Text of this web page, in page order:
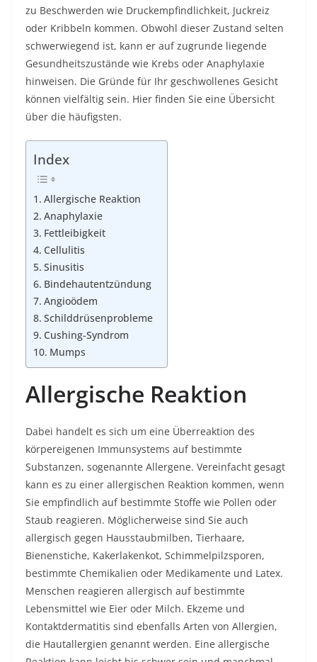
zu Beschwerden wie Druckempfindlichkeit, Juckreiz
oder Kribbeln kommen. Obwohl dieser Zustand selten
schwerwiegend ist, kann er auf zugrunde liegende
Gesundheitszustände wie Krebs oder Anaphylaxie
hinweisen. Die Gründe für Ihr geschwollenes Gesicht
können vielfältig sein. Hier finden Sie eine Übersicht
über die häufigsten.
Index
Allergische Reaktion
Anaphylaxie
Fettleibigkeit
Cellulitis
Sinusitis
Bindehautentzündung
Angioödem
Schilddrüsenprobleme
Cushing-Syndrom
Mumps
Allergische Reaktion
Dabei handelt es sich um eine Überreaktion des
körpereigenen Immunsystems auf bestimmte
Substanzen, sogenannte Allergene. Vereinfacht gesagt
kann es zu einer allergischen Reaktion kommen, wenn
Sie empfindlich auf bestimmte Stoffe wie Pollen oder
Staub reagieren. Möglicherweise sind Sie auch
allergisch gegen Hausstaubmilben, Tierhaare,
Bienenstiche, Kakerlakenkot, Schimmelpilzsporen,
bestimmte Chemikalien oder Medikamente und Latex.
Menschen reagieren allergisch auf bestimmte
Lebensmittel wie Eier oder Milch. Ekzeme und
Kontaktdermatitis sind ebenfalls Arten von Allergien,
die Hautallergien genannt werden. Eine allergische